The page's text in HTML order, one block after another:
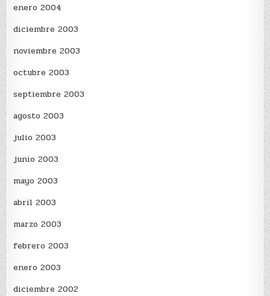
enero 2004
diciembre 2003
noviembre 2003
octubre 2003
septiembre 2003
agosto 2003
julio 2003
junio 2003
mayo 2003
abril 2003
marzo 2003
febrero 2003
enero 2003
diciembre 2002